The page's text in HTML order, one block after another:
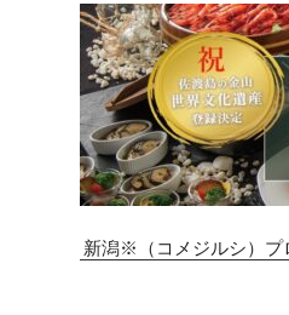
新潟※（コメジルシ）プ